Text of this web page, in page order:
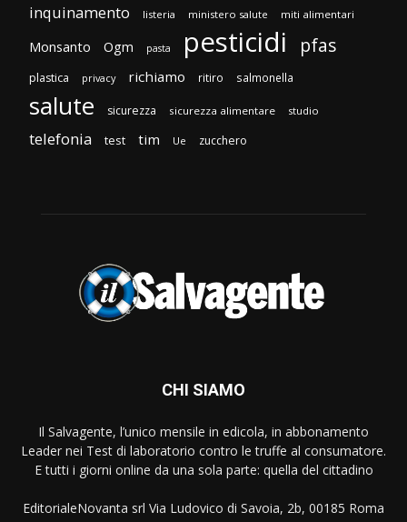
inquinamento listeria ministero salute miti alimentari
Monsanto Ogm pasta pesticidi pfas
plastica privacy richiamo ritiro salmonella
salute sicurezza sicurezza alimentare studio
telefonia test tim Ue zucchero
CHI SIAMO
Il Salvagente, l’unico mensile in edicola, in abbonamento
Leader nei Test di laboratorio contro le truffe al consumatore.
E tutti i giorni online da una sola parte: quella del cittadino
EditorialeNovanta srl Via Ludovico di Savoia, 2b, 00185 Roma